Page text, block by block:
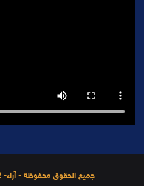
جميع الحقوق محفوظة - آراء- 2022 www.arra2.com